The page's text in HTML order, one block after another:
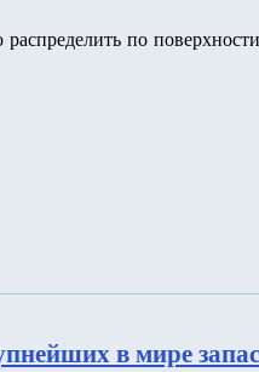
по
в мире